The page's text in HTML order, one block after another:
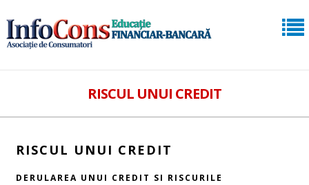
RISCUL UNUI CREDIT
RISCUL UNUI CREDIT
DERULAREA UNUI CREDIT SI RISCURILE